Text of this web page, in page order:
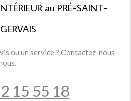
au PRÉ-SAINT-
GERVAIS
ou un service ? Contactez-nous
15 55 18